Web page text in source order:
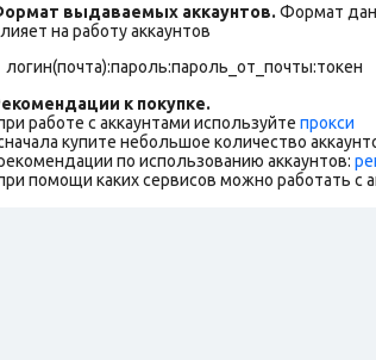
выдаваемых аккаунтов. Формат
на работу аккаунтов
логин(почта):пароль:пароль_от_почты:токен
к покупке.
работе с аккаунтами используйте прокси
купите небольшое количество
по использованию аккаунтов:
помощи каких сервисов можно работать с